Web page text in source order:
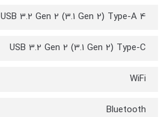
USB 3.2 Gen 2 (3.1 Gen 2) Type-A 4
USB 3.2 Gen 2 (3.1 Gen 2) Type-C
WiFi
Bluetooth